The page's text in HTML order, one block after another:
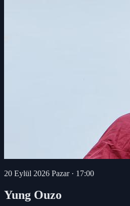
20 Eylül 2026 Pazar· 17:00
Yung Ouzo